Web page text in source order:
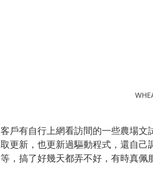
客戶有自行上網看訪間的一些農場
取更新，也更新過驅動程式，還自己
等，搞了好幾天都弄不好，有時真佩